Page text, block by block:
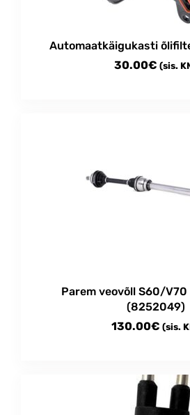
Automaatkäigukasti
30.00€ (sis.
Parem veovõll S60/
(8252049)
130.00€ (sis.